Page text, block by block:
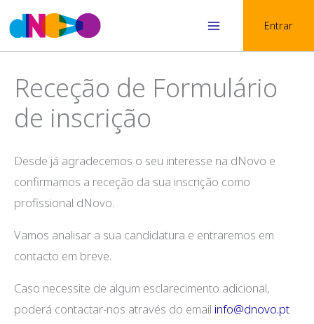
to
content
Menu
Entrar
Receção de Formulário
de inscrição
Desde já agradecemos o seu interesse na dNovo e
confirmamos a receção da sua inscrição como
profissional dNovo.
Vamos analisar a sua candidatura e entraremos em
contacto em breve.
Caso necessite de algum esclarecimento adicional,
poderá contactar-nos através do email info@dnovo.pt